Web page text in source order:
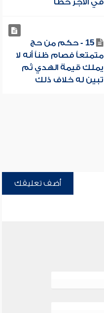
في الأجر خطأً
15 - حكم من حج
متمتعاً فصام ظناً أنه لا
يملك قيمة الهدي ثم
تبين له خلاف ذلك
أضف تعليقك